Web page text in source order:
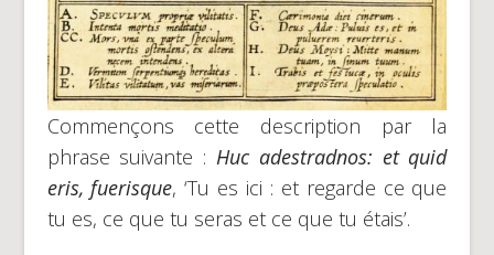
Commençons cette description par la
phrase suivante : Huc adestradnos: et quid
eris, fuerisque, ‘Tu es ici : et regarde ce que
tu es, ce que tu seras et ce que tu étais’.